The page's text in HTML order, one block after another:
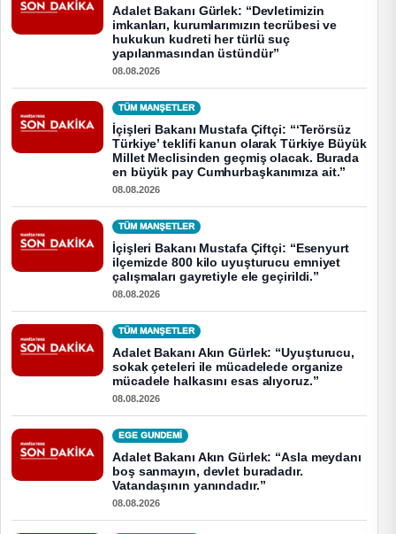
Adalet Bakanı Gürlek: “Devletimizin
imkanları, kurumlarımızın tecrübesi ve
hukukun kudreti her türlü suç
yapılanmasından üstündür”
08.08.2026
TÜM MANŞETLER
İçişleri Bakanı Mustafa Çiftçi: “‘Terörsüz
Türkiye’ teklifi kanun olarak Türkiye Büyük
Millet Meclisinden geçmiş olacak. Burada
en büyük pay Cumhurbaşkanımıza ait.”
08.08.2026
TÜM MANŞETLER
İçişleri Bakanı Mustafa Çiftçi: “Esenyurt
ilçemizde 800 kilo uyuşturucu emniyet
çalışmaları gayretiyle ele geçirildi.”
08.08.2026
TÜM MANŞETLER
Adalet Bakanı Akın Gürlek: “Uyuşturucu,
sokak çeteleri ile mücadelede organize
mücadele halkasını esas alıyoruz.”
08.08.2026
EGE GUNDEMİ
Adalet Bakanı Akın Gürlek: “Asla meydanı
boş sanmayın, devlet buradadır.
Vatandaşının yanındadır.”
08.08.2026